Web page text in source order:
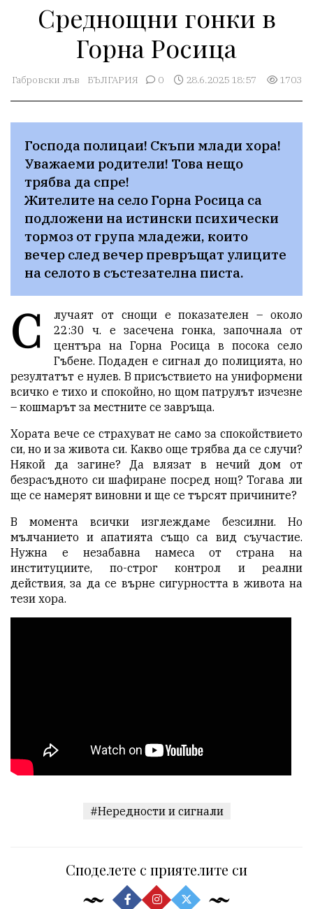
Среднощни гонки в
Горна Росица
Габровски лъв БЪЛГАРИЯ 0 28.6.2025 18:57 1703
Господа полицаи! Скъпи млади хора!
Уважаеми родители! Това нещо
трябва да спре!
Жителите на село Горна Росица са
подложени на истински психически
тормоз от група младежи, които
вечер след вечер превръщат улиците
на селото в състезателна писта.
С
лучаят от снощи е показателен – около
22:30 ч. е засечена гонка, започнала от
центъра на Горна Росица в посока село
Гъбене. Подаден е сигнал до полицията, но
резултатът е нулев. В присъствието на униформени
всичко е тихо и спокойно, но щом патрулът изчезне
– кошмарът за местните се завръща.
Хората вече се страхуват не само за спокойствието
си, но и за живота си. Какво още трябва да се случи?
Някой да загине? Да влязат в нечий дом от
безрасъдното си шафиране посред нощ? Тогава ли
ще се намерят виновни и ще се търсят причините?
В момента всички изглеждаме безсилни. Но
мълчанието и апатията също са вид съучастие.
Нужна е незабавна намеса от страна на
институциите, по-строг контрол и реални
действия, за да се върне сигурността в живота на
тези хора.
#Нередности и сигнали
Споделете с приятелите си